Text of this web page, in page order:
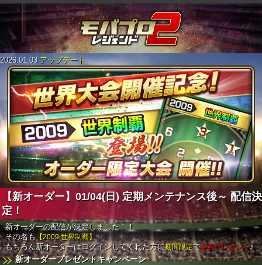
2026.01.03 アップデート
【新オーダー】01/04(日) 定期メンテナンス後～ 配信決
定！
新オーダーの配信が決定しました！！
その名も【2009 世界制覇】✨
もちろん新オーダーはログインしてくれた方に期間限定で全員プレゼント♪
新オーダープレゼントキャンペーン